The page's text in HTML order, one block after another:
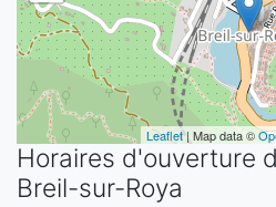
Leaflet| Map data ©
Horaires d'ouverture
Breil-sur-Roya